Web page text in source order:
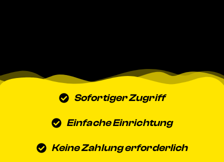
Sofortiger Zugriff
Einfache Einrichtung
Keine Zahlung erforderlich